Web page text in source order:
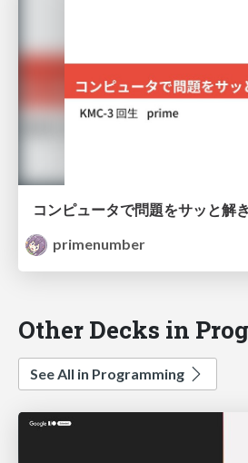
コンピュータで問題をサッと解
primenumber
Other Decks in
See All in Programming